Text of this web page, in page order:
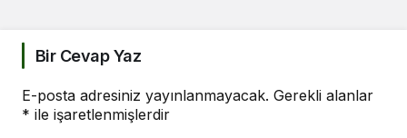
Bir Cevap Yaz
E-posta adresiniz yayınlanmayacak. Gerekli alanlar
* ile işaretlenmişlerdir